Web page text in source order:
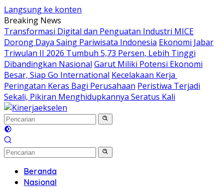
Langsung ke konten
Breaking News
Transformasi Digital dan Penguatan Industri MICE
Dorong Daya Saing Pariwisata Indonesia Ekonomi Jabar
Triwulan II 2026 Tumbuh 5,73 Persen, Lebih Tinggi
Dibandingkan Nasional Garut Miliki Potensi Ekonomi
Besar, Siap Go International Kecelakaan Kerja
Peringatan Keras Bagi Perusahaan Peristiwa Terjadi
Sekali, Pikiran Menghidupkannya Seratus Kali
Beranda
Nasional